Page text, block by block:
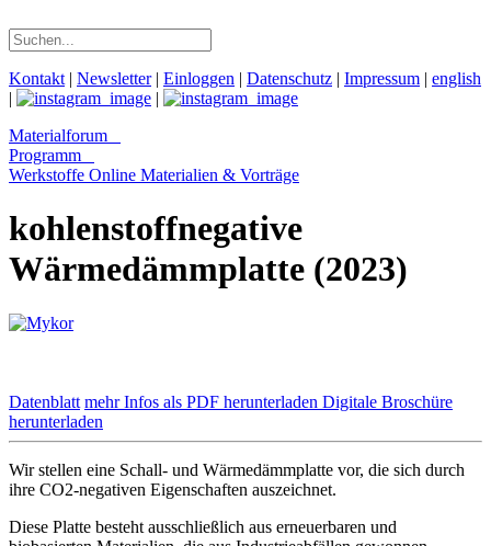
Kontakt | Newsletter| Einloggen | Datenschutz | Impressum | english
|
|
Materialforum
Programm
Werkstoffe Online Materialien & Vorträge
kohlenstoffnegative
Wärmedämmplatte (2023)
Datenblatt mehr Infos als PDF herunterladen Digitale Broschüre
herunterladen
Wir stellen eine Schall- und Wärmedämmplatte vor, die sich durch
ihre CO2-negativen Eigenschaften auszeichnet.
Diese Platte besteht ausschließlich aus erneuerbaren und